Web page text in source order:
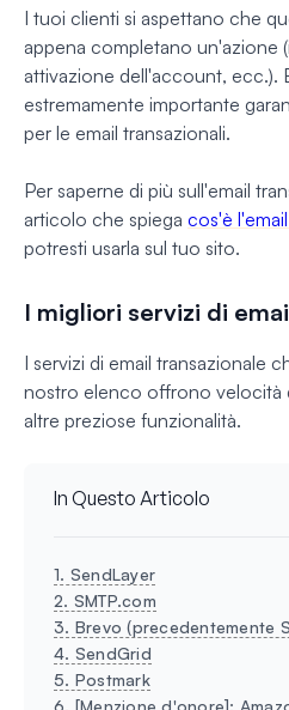
I tuoi clienti si aspettano che
appena completano un'azione
attivazione dell'account, ecc.).
estremamente importante
per le email transazionali.
Per saperne di più sull'email
articolo che spiega cos'è
potresti usarla sul tuo sito.
I migliori servizi di
I servizi di email transazionale
nostro elenco offrono velocità
altre preziose funzionalità.
In Questo Articolo
1. SendLayer
2. SMTP.com
3. Brevo (precedentemente
4. SendGrid
5. Postmark
6. [Menzione d'onore]: